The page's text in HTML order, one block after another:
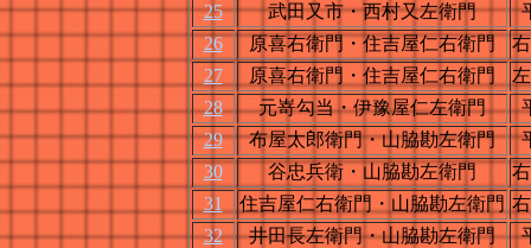
25
武田又市・西村又左衛門
26
原喜右衛門・住吉屋仁右衛門
27
原喜右衛門・住吉屋仁右衛門
28
元嵜勾当・伊豫屋仁左衛門
29
布屋太郎衛門・山脇勘左衛門
30
谷忠兵衛・山脇勘左衛門
31
住吉屋仁右衛門・山脇勘左衛門
32
井田長左衛門・山脇勘左衛門